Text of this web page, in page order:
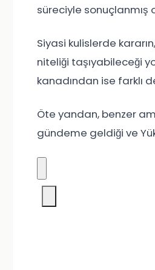
süreciyle sonuçlanmış
Siyasi kulislerde
niteliği taşıyabileceği
kanadından ise farklı
Öte yandan, benzer
gündeme geldiği ve